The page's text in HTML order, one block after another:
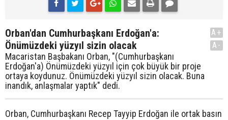
Orban'dan Cumhurbaşkanı Erdoğan'a:
Önümüzdeki yüzyıl sizin olacak
Macaristan Başbakanı Orban, "(Cumhurbaşkanı
Erdoğan'a) Önümüzdeki yüzyıl için çok büyük bir proje
ortaya koydunuz. Önümüzdeki yüzyıl sizin olacak. Buna
inandık, anlaşmalar yaptık" dedi.
A+
A-
Orban, Cumhurbaşkanı Recep Tayyip Erdoğan ile ortak basın